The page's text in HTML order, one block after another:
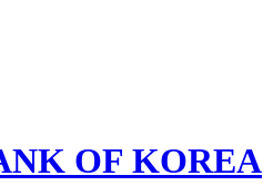
OF KOREA